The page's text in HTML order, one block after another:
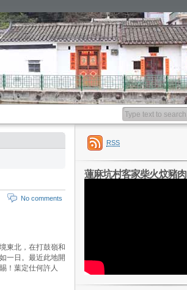
No comments
東北，在打鼓嶺和
一日。最近此地開
！葉定仕何許人
RSS
蓮麻坑村客家柴火炆豬肉